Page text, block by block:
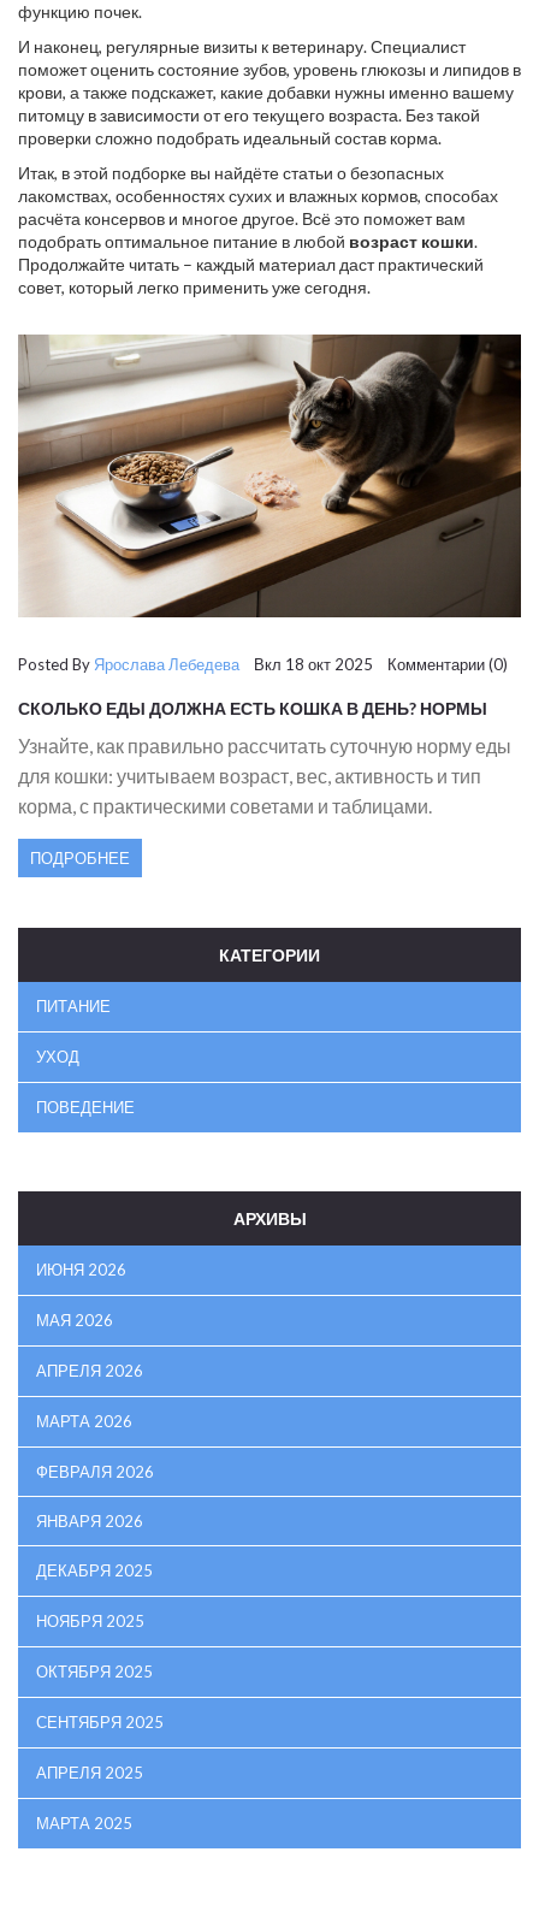
функцию почек.
И наконец, регулярные визиты к ветеринару. Специалист
поможет оценить состояние зубов, уровень глюкозы и липидов в
крови, а также подскажет, какие добавки нужны именно вашему
питомцу в зависимости от его текущего возраста. Без такой
проверки сложно подобрать идеальный состав корма.
Итак, в этой подборке вы найдёте статьи о безопасных
лакомствах, особенностях сухих и влажных кормов, способах
расчёта консервов и многое другое. Всё это поможет вам
подобрать оптимальное питание в любой возраст кошки.
Продолжайте читать – каждый материал даст практический
совет, который легко применить уже сегодня.
Posted By Ярослава Лебедева Вкл 18 окт 2025 Комментарии (0)
СКОЛЬКО ЕДЫ ДОЛЖНА ЕСТЬ КОШКА В ДЕНЬ? НОРМЫ
Узнайте, как правильно рассчитать суточную норму еды
для кошки: учитываем возраст, вес, активность и тип
корма, с практическими советами и таблицами.
ПОДРОБНЕЕ
КАТЕГОРИИ
ПИТАНИЕ
УХОД
ПОВЕДЕНИЕ
АРХИВЫ
ИЮНЯ 2026
МАЯ 2026
АПРЕЛЯ 2026
МАРТА 2026
ФЕВРАЛЯ 2026
ЯНВАРЯ 2026
ДЕКАБРЯ 2025
НОЯБРЯ 2025
ОКТЯБРЯ 2025
СЕНТЯБРЯ 2025
АПРЕЛЯ 2025
МАРТА 2025